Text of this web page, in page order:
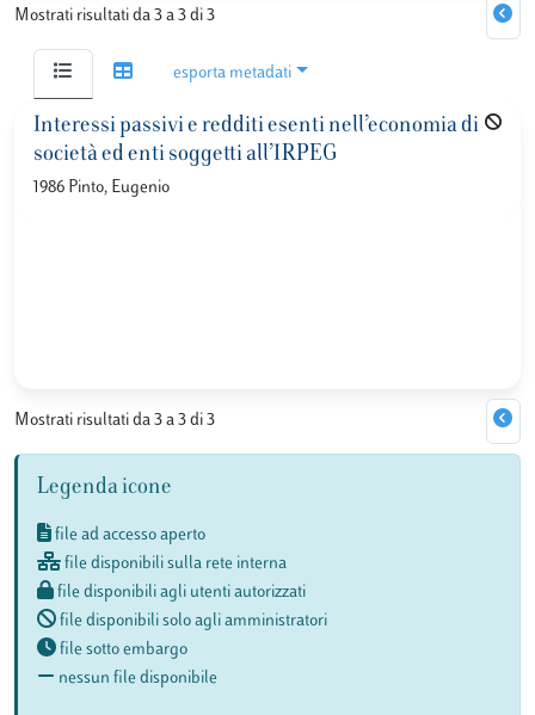
Mostrati risultati da 3 a 3 di 3
esporta metadati
Interessi passivi e redditi esenti nell’economia di
società ed enti soggetti all’IRPEG
1986 Pinto, Eugenio
Mostrati risultati da 3 a 3 di 3
Legenda icone
file ad accesso aperto
file disponibili sulla rete interna
file disponibili agli utenti autorizzati
file disponibili solo agli amministratori
file sotto embargo
nessun file disponibile